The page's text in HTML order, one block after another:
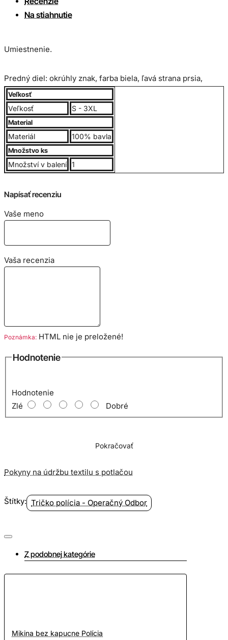
Na stiahnutie
Umiestnenie.
Predný diel: okrúhly znak, farba biela, ľavá strana prsia,
veľkosť 8cm
Zadný diel: okrúhly znak, farba biela, stred o veľkosti 24cm
Digitálna Potlač
lem okolo krku obsahuje elastan. Gramáž 190g/m2. Bavlnený
stranách bez švov, vďaka čomu je zabezpečená jeho tvarová
Veľkostná tabuľka:
Veľkosť
Veľkosť S - 3XL
Material
Materiál 100% bavla
Množstvo ks
Množství v balení 1
Napísať recenziu
Vaše meno
Vaša recenzia
Poznámka: HTML nie je preložené!
Hodnotenie
Hodnotenie
Zlé
Dobré
Pokračovať
Pokyny na údržbu textilu s potlačou
Štítky: Tričko polícia - Operačný Odbor
Z podobnej kategórie
Mikina bez kapucne Polícia